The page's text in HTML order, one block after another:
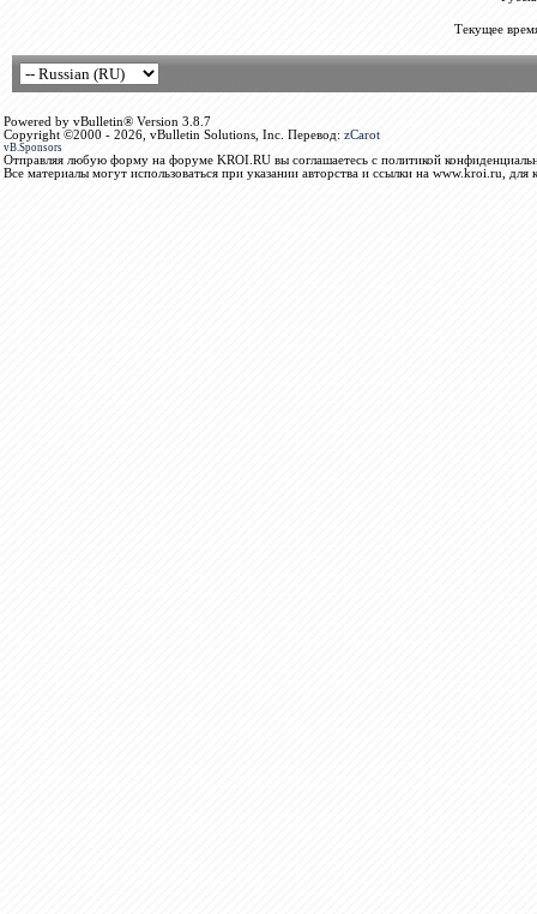
Текущее
Powered by vBulletin® Version 3.8.7
Copyright ©2000 - 2026, vBulletin Solutions, Inc. Перевод: zCarot
vB.Sponsors
Отправляя любую форму на форуме KROI.RU вы соглашаетесь с политикой
Все материалы могут использоваться при указании авторства и ссылки на www.kroi.ru, для